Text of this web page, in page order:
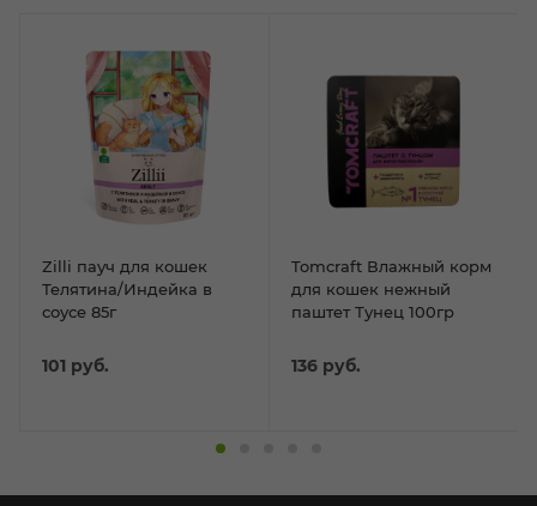
Zilli пауч для кошек
Телятина/Индейка в
соусе 85г
101 руб.
Tomcraft Влажный корм
для кошек нежный
паштет Тунец 100гр
136 руб.